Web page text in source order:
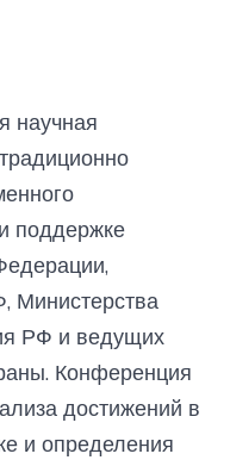
научная
поддержке
Министерства
РФ и ведущих
Конференция
достижений в
и определения